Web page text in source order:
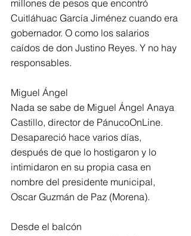
millones de pesos que encontró
Cuitláhuac García Jiménez cuando era
gobernador. O como los salarios
caídos de don Justino Reyes. Y no hay
responsables.
Miguel Ángel
Nada se sabe de Miguel Ángel Anaya
Castillo, director de PánucoOnLine.
Desapareció hace varios días,
después de que lo hostigaron y lo
intimidaron en su propia casa en
nombre del presidente municipal,
Oscar Guzmán de Paz (Morena).
Desde el balcón